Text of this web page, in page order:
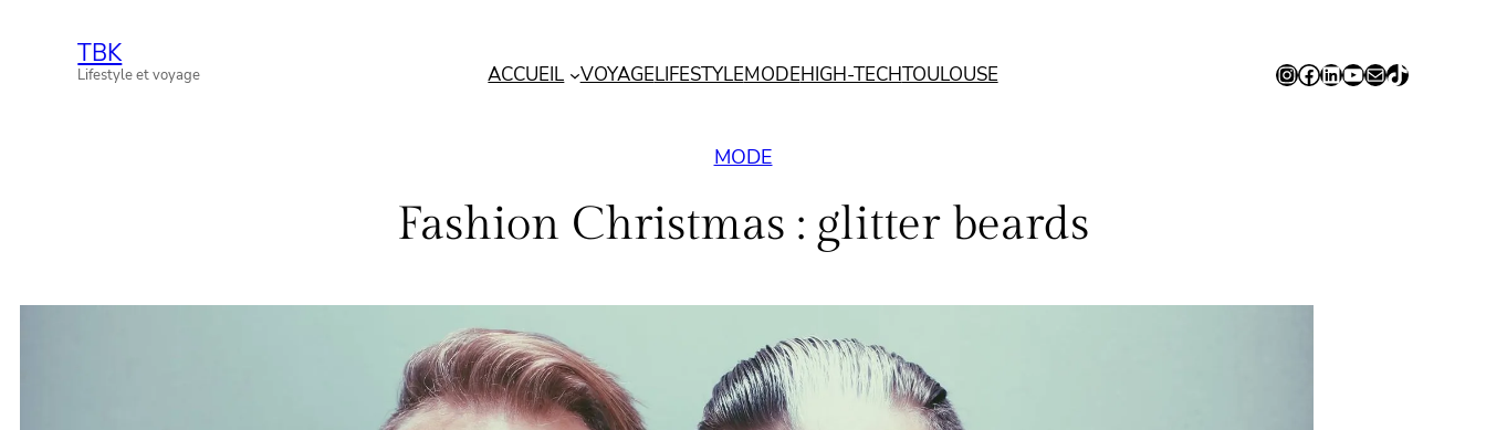
contenu
TBK
Lifestyle et voyage ACCUEIL VOYAGELIFESTYLEMODEHIGH-TECHTOULOUSE InstagramFacebook LinkedIn YouTube E-mail TikTok
MODE
Fashion Christmas : glitter beards